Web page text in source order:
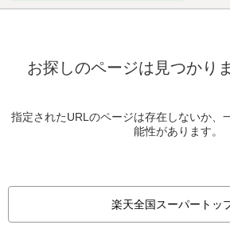
お探しのページは見つかり
指定されたURLのページは存在しないか、
能性があります。
楽天全国スーパートッ